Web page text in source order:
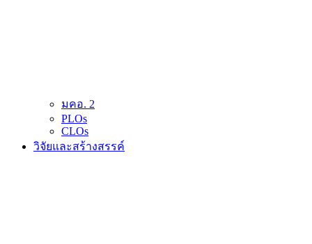
มคอ. 2
PLOs
CLOs
วิจัยและสร้างสรรค์